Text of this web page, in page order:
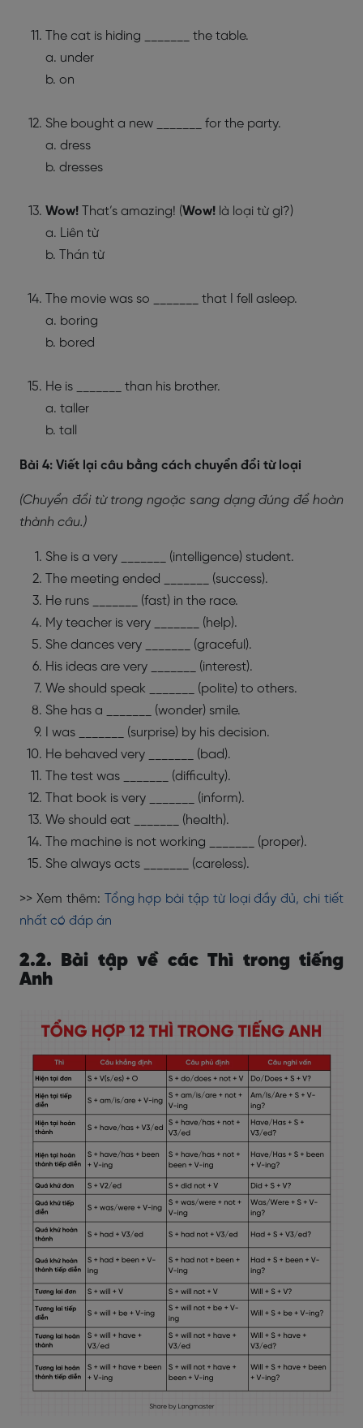
The cat is hiding _______ the table.
a. under
b. on
She bought a new _______ for the party.
a. dress
b. dresses
Wow! That’s amazing! (Wow! là loại từ gì?)
a. Liên từ
b. Thán từ
The movie was so _______ that I fell asleep.
a. boring
b. bored
He is _______ than his brother.
a. taller
b. tall
Bài 4: Viết lại câu bằng cách chuyển đổi từ loại
(Chuyển đổi từ trong ngoặc sang dạng đúng để hoàn
thành câu.)
She is a very _______ (intelligence) student.
The meeting ended _______ (success).
He runs _______ (fast) in the race.
My teacher is very _______ (help).
She dances very _______ (graceful).
His ideas are very _______ (interest).
We should speak _______ (polite) to others.
She has a _______ (wonder) smile.
I was _______ (surprise) by his decision.
He behaved very _______ (bad).
The test was _______ (difficulty).
That book is very _______ (inform).
We should eat _______ (health).
The machine is not working _______ (proper).
She always acts _______ (careless).
>> Xem thêm:
Tổng hợp bài tập từ loại đầy đủ, chi tiết
nhất có đáp án
2.2. Bài tập về các Thì trong tiếng
Anh